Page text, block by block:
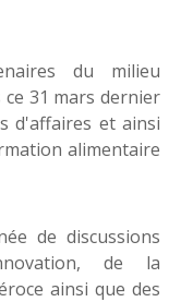
du milieu
31 mars dernier
d'affaires et ainsi
alimentaire
de discussions
de la
ainsi que des